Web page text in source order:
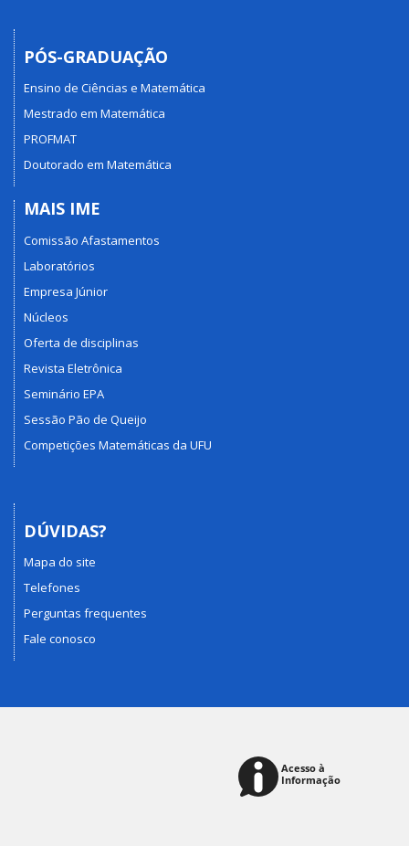
PÓS-GRADUAÇÃO
Ensino de Ciências e Matemática
Mestrado em Matemática
PROFMAT
Doutorado em Matemática
MAIS IME
Comissão Afastamentos
Laboratórios
Empresa Júnior
Núcleos
Oferta de disciplinas
Revista Eletrônica
Seminário EPA
Sessão Pão de Queijo
Competições Matemáticas da UFU
DÚVIDAS?
Mapa do site
Telefones
Perguntas frequentes
Fale conosco